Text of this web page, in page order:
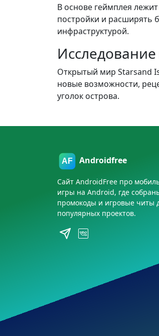
В основе геймплея лежит
постройки и расширять
инфраструктурой.
Открытый мир Starsand
новые возможности,
уголок острова.
Androidfree
Сайт AndroidFree про
игры на Android, где
промокоды и игровые читы
популярных проектов.